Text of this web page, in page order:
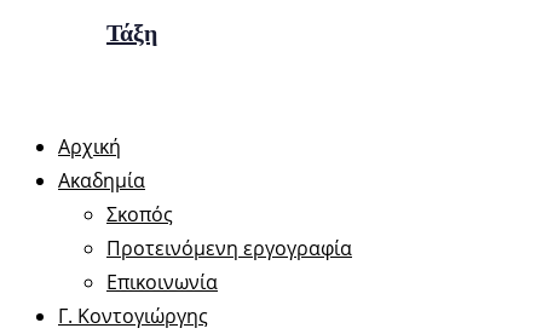
Τάξη
Αρχική
Ακαδημία
Σκοπός
Προτεινόμενη εργογραφία
Επικοινωνία
Γ. Κοντογιώργης